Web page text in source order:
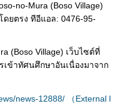
no-Mura (Boso Village)
ยตรง ทีอีแอล: 0476-95-
(Boso Village) เว็บไซต์ที่
เข้าทัศนศึกษาอันเนื่องมาจาก
news-12888/ （External l